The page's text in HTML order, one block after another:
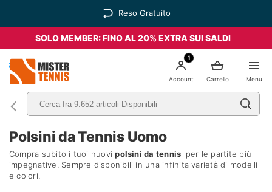
SOLO MEMBER: FINO AL 20% EXTRA SUI SALDI
Menu
Carrello
1
Account
Polsini da Tennis Uomo
Compra subito i tuoi nuovipolsini da tennis per le partite più
impegnative. Sempre disponibili in una infinita varietà di modelli
e colori.